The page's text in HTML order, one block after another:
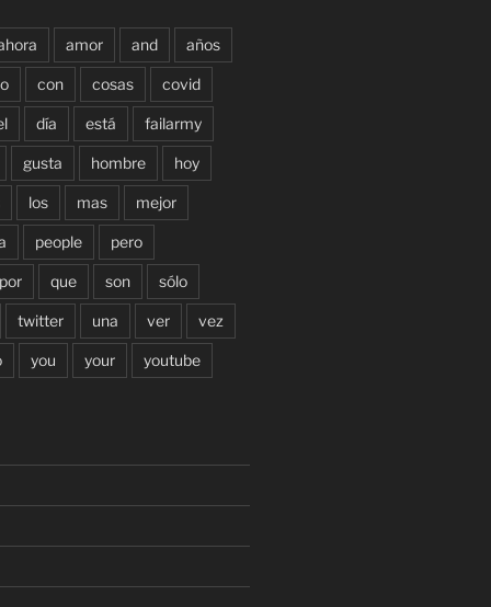
amor and años
con cosas covid
día está failarmy
gusta hombre hoy
los mas mejor
people pero
por que son sólo
twitter una ver vez
you your youtube